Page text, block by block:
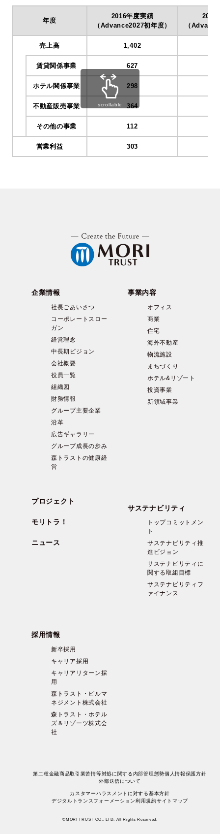
年度
2016年度実績
（Advance2027初年度）
2023
（
売上高 1,402
賃貸関係事業 627
ホテル関係事業 298
不動産販売事業 364
その他の事業 112
営業利益 303
scrollable
企業情報
社長ごあいさつ
コーポレートスロー
ガン
経営理念
中長期ビジョン
会社概要
役員一覧
組織図
財務情報
グループ主要企業
沿革
広告ギャラリー
グループ成長の歩み
森トラストの健康経
営
事業内容
オフィス
商業
住宅
海外不動産
物流施設
まちづくり
ホテル&リゾート
投資事業
新領域事業
プロジェクト
モリトラ！
ニュース
サステナビリティ
トップコミットメン
ト
サステナビリティ推
進ビジョン
サステナビリティに
関する取組目標
サステナビリティフ
ァイナンス
採用情報
新卒採用
キャリア採用
キャリアリターン採
用
森トラスト・ビルマ
ネジメント株式会社
森トラスト・ホテル
ズ＆リゾーツ株式会
社
第二種金融商品取引業苦情等対処に関する内部管理態勢個人情報保護方針
外部送信について
カスタマーハラスメントに対する基本方針
デジタルトランスフォーメーション利用規約サイトマップ
©MORI TRUST CO., LTD. All Rights Reserved.